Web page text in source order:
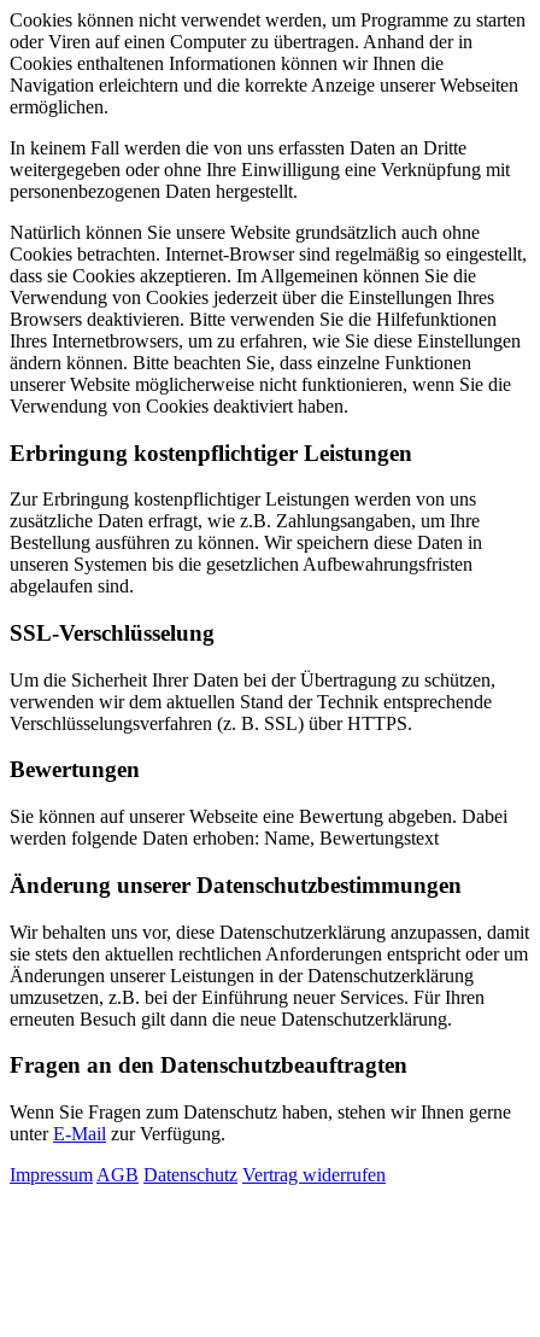
Cookies können nicht verwendet werden, um Programme zu starten
oder Viren auf einen Computer zu übertragen. Anhand der in
Cookies enthaltenen Informationen können wir Ihnen die
Navigation erleichtern und die korrekte Anzeige unserer Webseiten
ermöglichen.
In keinem Fall werden die von uns erfassten Daten an Dritte
weitergegeben oder ohne Ihre Einwilligung eine Verknüpfung mit
personenbezogenen Daten hergestellt.
Natürlich können Sie unsere Website grundsätzlich auch ohne
Cookies betrachten. Internet-Browser sind regelmäßig so eingestellt,
dass sie Cookies akzeptieren. Im Allgemeinen können Sie die
Verwendung von Cookies jederzeit über die Einstellungen Ihres
Browsers deaktivieren. Bitte verwenden Sie die Hilfefunktionen
Ihres Internetbrowsers, um zu erfahren, wie Sie diese Einstellungen
ändern können. Bitte beachten Sie, dass einzelne Funktionen
unserer Website möglicherweise nicht funktionieren, wenn Sie die
Verwendung von Cookies deaktiviert haben.
Erbringung kostenpflichtiger Leistungen
Zur Erbringung kostenpflichtiger Leistungen werden von uns
zusätzliche Daten erfragt, wie z.B. Zahlungsangaben, um Ihre
Bestellung ausführen zu können. Wir speichern diese Daten in
unseren Systemen bis die gesetzlichen Aufbewahrungsfristen
abgelaufen sind.
SSL-Verschlüsselung
Um die Sicherheit Ihrer Daten bei der Übertragung zu schützen,
verwenden wir dem aktuellen Stand der Technik entsprechende
Verschlüsselungsverfahren (z. B. SSL) über HTTPS.
Bewertungen
Sie können auf unserer Webseite eine Bewertung abgeben. Dabei
werden folgende Daten erhoben: Name, Bewertungstext
Änderung unserer Datenschutzbestimmungen
Wir behalten uns vor, diese Datenschutzerklärung anzupassen, damit
sie stets den aktuellen rechtlichen Anforderungen entspricht oder um
Änderungen unserer Leistungen in der Datenschutzerklärung
umzusetzen, z.B. bei der Einführung neuer Services. Für Ihren
erneuten Besuch gilt dann die neue Datenschutzerklärung.
Fragen an den Datenschutzbeauftragten
Wenn Sie Fragen zum Datenschutz haben, stehen wir Ihnen gerne
unterE-Mail zur Verfügung.
Impressum AGB Datenschutz Vertrag widerrufen